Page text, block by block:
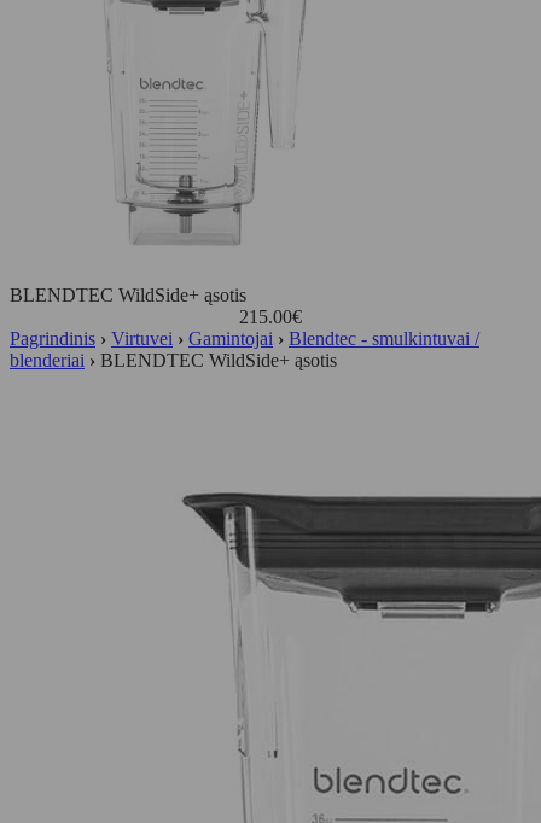
BLENDTEC WildSide+ ąsotis
215.00€
Pagrindinis › Virtuvei › Gamintojai › Blendtec - smulkintuvai /
blenderiai › BLENDTEC WildSide+ ąsotis